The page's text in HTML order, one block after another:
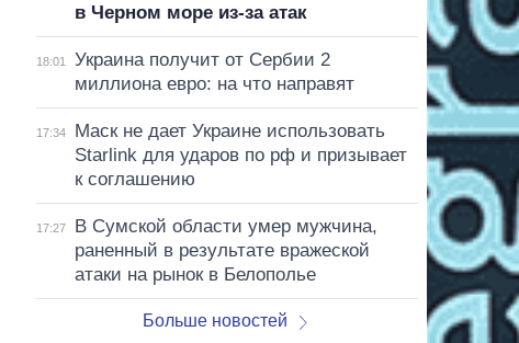
в Черном море из-за атак
18:01
Украина получит от Сербии 2
миллиона евро: на что направят
17:34
Маск не дает Украине использовать
Starlink для ударов по рф и призывает
к соглашению
17:27
В Сумской области умер мужчина,
раненный в результате вражеской
атаки на рынок в Белополье
Больше новостей